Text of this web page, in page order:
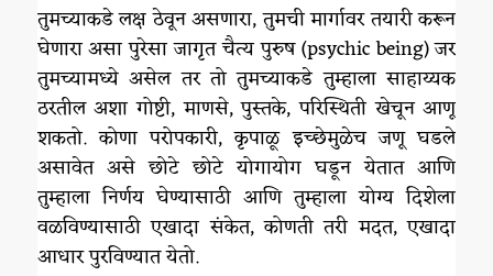
तुमच्याकडे लक्ष ठेवून असणारा, तुमची मार्गावर तयारी करून
घेणारा असा पुरेसा जागृत चैत्य पुरुष (psychic being) जर
तुमच्यामध्ये असेल तर तो तुमच्याकडे तुम्हाला साहाय्यक
ठरतील अशा गोष्टी, माणसे, पुस्तके, परिस्थिती खेचून आणू
शकतो. कोणा परोपकारी, कृपाळू इच्छेमुळेच जणू घडले
असावेत असे छोटे छोटे योगायोग घडून येतात आणि
तुम्हाला निर्णय घेण्यासाठी आणि तुम्हाला योग्य दिशेला
वळविण्यासाठी एखादा संकेत, कोणती तरी मदत, एखादा
आधार पुरविण्यात येतो.